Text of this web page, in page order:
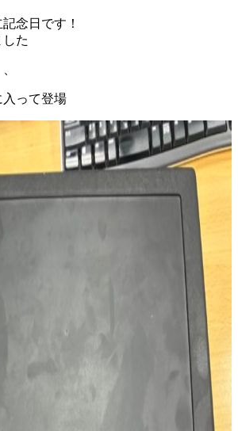
念日です！
た
って登場